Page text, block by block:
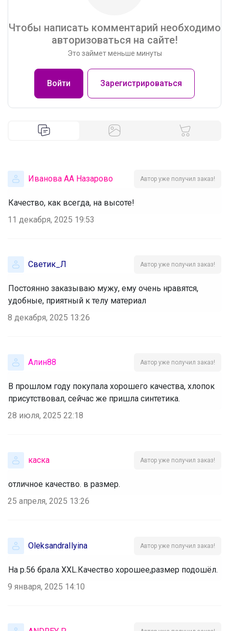
Чтобы написать комментарий необходимо
авторизоваться на сайте!
Это займет меньше минуты
Войти Зарегистрироваться
Иванова АА Назарово Автор уже получил заказ!
Качество, как всегда, на высоте!
11 декабря, 2025 19:53
Светик_Л Автор уже получил заказ!
Постоянно заказываю мужу, ему очень нравятся,
удобные, приятный к телу материал
8 декабря, 2025 13:26
Алин88 Автор уже получил заказ!
В прошлом году покупала хорошего качества, хлопок
присутствовал, сейчас же пришла синтетика.
28 июля, 2025 22:18
каска Автор уже получил заказ!
отличное качество. в размер.
25 апреля, 2025 13:26
OleksandraIlyina Автор уже получил заказ!
На р.56 брала XXL.Качество хорошее,размер подошёл.
9 января, 2025 14:10